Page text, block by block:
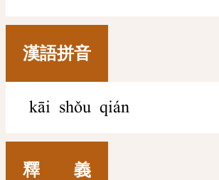
漢語拼音
kāi shǒu qián
釋 義